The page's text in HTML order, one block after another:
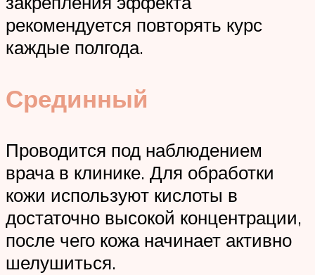
рекомендуется повторять курс
каждые полгода.
Срединный
Проводится под наблюдением
врача в клинике. Для обработки
кожи используют кислоты в
достаточно высокой концентрации,
после чего кожа начинает активно
шелушиться.